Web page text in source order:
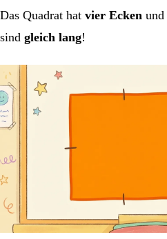
Das Quadrat hat vier Ecken und
sind gleich lang!